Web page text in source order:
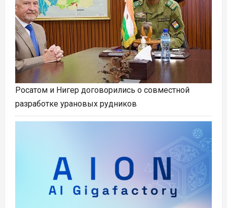
Росатом и Нигер договорились о совместной
разработке урановых рудников